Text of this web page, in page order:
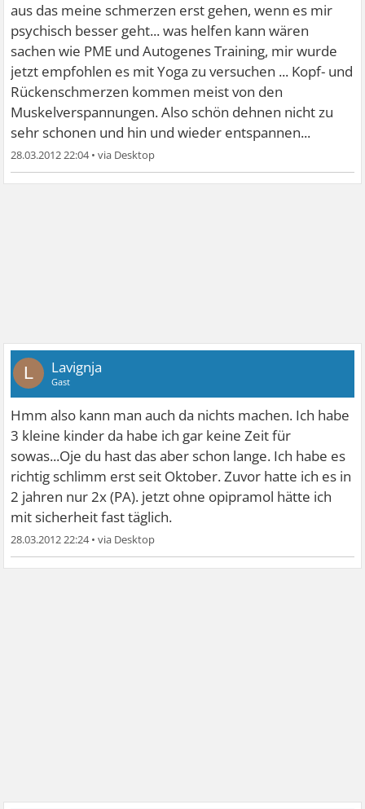
aus das meine schmerzen erst gehen, wenn es mir
psychisch besser geht... was helfen kann wären
sachen wie PME und Autogenes Training, mir wurde
jetzt empfohlen es mit Yoga zu versuchen ... Kopf- und
Rückenschmerzen kommen meist von den
Muskelverspannungen. Also schön dehnen nicht zu
sehr schonen und hin und wieder entspannen...
28.03.2012 22:04•
L Lavignja
Gast
Hmm also kann man auch da nichts machen. Ich habe
3 kleine kinder da habe ich gar keine Zeit für
sowas...Oje du hast das aber schon lange. Ich habe es
richtig schlimm erst seit Oktober. Zuvor hatte ich es in
2 jahren nur 2x (PA). jetzt ohne opipramol hätte ich
mit sicherheit fast täglich.
28.03.2012 22:24•